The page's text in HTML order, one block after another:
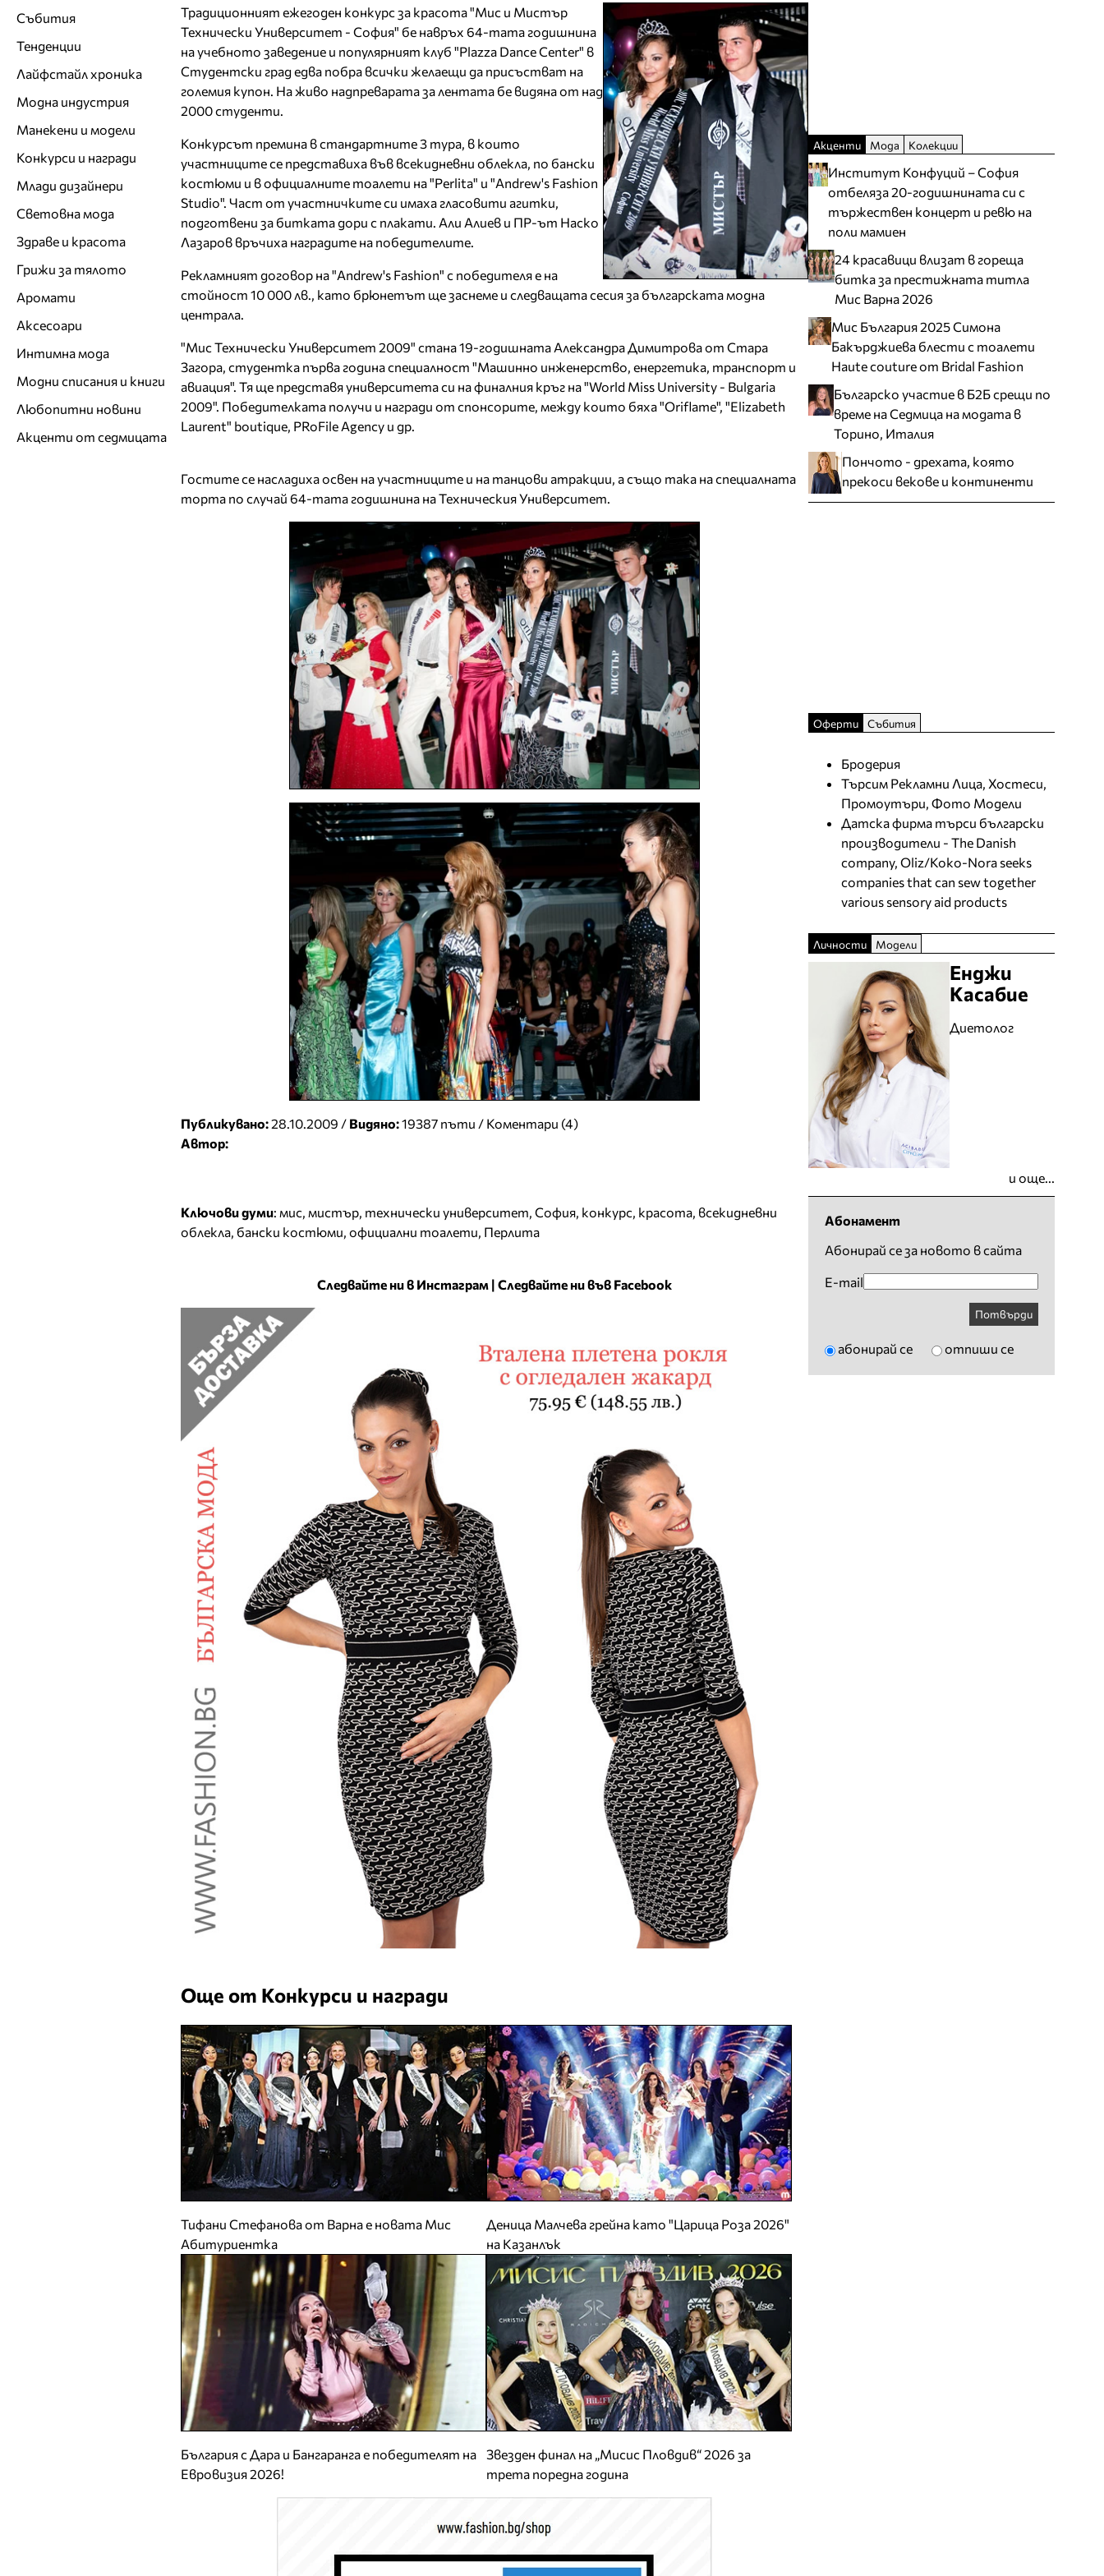
Традиционният ежегоден конкурс за красота "Мис и Мистър
Технически Университет - София" бе навръх 64-тата годишнина
на учебното заведение и популярният клуб "Plazza Dance Center" в
Студентски град едва побра всички желаещи да присъстват на
големия купон. На живо надпреварата за лентата бе видяна от над
2000 студенти.
Конкурсът премина в стандартните 3 тура, в които
участниците се представиха във всекидневни облекла, по бански
костюми и в официалните тоалети на "Perlita" и "Andrew's Fashion
Studio". Част от участничките си имаха гласовити агитки,
подготвени за битката дори с плакати. Али Алиев и ПР-ът Наско
Лазаров връчиха наградите на победителите.
Рекламният договор на "Andrew's Fashion" с победителя е на
стойност 10 000 лв., като брюнетът ще заснеме и следващата сесия за българската модна
централа.
"Мис Технически Университет 2009" стана 19-годишната Александра Димитрова от Стара
Загора, студентка първа година специалност "Машинно инженерство, енергетика, транспорт и
авиация". Тя ще представя университета си на финалния кръг на "World Miss University - Bulgaria
2009". Победителката получи и награди от спонсорите, между които бяха "Oriflame", "Elizabeth
Laurent" boutique, PRoFile Agency и др.
Гостите се насладиха освен на участниците и на танцови атракции, а също така на специалната
торта по случай 64-тата годишнина на Техническия Университет.
Публикувано:28.10.2009 / Видяно:19387 пъти / Коментари (4)
Автор:
Ключови думи: мис мистър технически университет София конкурс красота всекидневни
облекла бански костюми официални тоалети Перлита
Следвайте ни в Инстаграм | Следвайте ни във Facebook
Още от Конкурси и награди
Тифани Стефанова от Варна е новата Мис
Абитуриентка
Деница Малчева грейна като "Царица Роза 2026"
на Казанлък
България с Дара и Бангаранга е победителят на
Евровизия 2026!
Звезден финал на „Мисис Пловдив“ 2026 за
трета поредна година
Събития
Тенденции
Лайфстайл хроника
Модна индустрия
Манекени и модели
Конкурси и награди
Млади дизайнери
Световна мода
Здраве и красота
Грижи за тялото
Аромати
Аксесоари
Интимна мода
Модни списания и книги
Любопитни новини
Акценти от седмицата
Акценти Мода Колекции
Институт Конфуций – София
отбеляза 20-годишнината си с
тържествен концерт и ревю на
поли мамиен
24 красавици влизат в гореща
битка за престижната титла
Мис Варна 2026
Мис България 2025 Симона
Бакърджиева блести с тоалети
Haute couture от Bridal Fashion
Българско участие в Б2Б срещи по
време на Седмица на модата в
Торино, Италия
Пончото - дрехата, която
прекоси векове и континенти
Оферти Събития
Бродерия
Търсим Рекламни Лица, Хостеси,
Промоутъри, Фото Модели
Датска фирма търси български
производители - The Danish
company, Oliz/Koko-Nora seeks
companies that can sew together
various sensory aid products
Личности Модели
Енджи
Касабие
Диетолог
и още...
Абонамент
Абонирай се за новото в сайта
E-mail
Потвърди
абонирай се отпиши се